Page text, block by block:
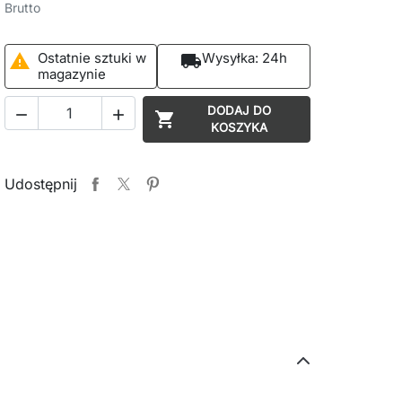
Brutto
 Ostatnie sztuki w
magazynie
local_shippingWysyłka: 24h
  
DODAJ DO
KOSZYKA
Udostępnij